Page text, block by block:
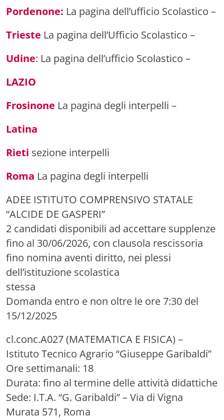
Pordenone: La pagina dell’ufficio Scolastico –
Trieste La pagina dell’Ufficio Scolastico –
Udine: La pagina dell’ufficio Scolastico –
LAZIO
Frosinone La pagina degli interpelli –
Latina
Rieti sezione interpelli
Roma La pagina degli interpelli
ADEE ISTITUTO COMPRENSIVO STATALE
“ALCIDE DE GASPERI”
2 candidati disponibili ad accettare supplenze
fino al 30/06/2026, con clausola rescissoria
fino nomina aventi diritto, nei plessi
dell’istituzione scolastica
stessa
Domanda entro e non oltre le ore 7:30 del
15/12/2025
cl.conc.A027 (MATEMATICA E FISICA) –
Istituto Tecnico Agrario “Giuseppe Garibaldi”
Ore settimanali: 18
Durata: fino al termine delle attività didattiche
Sede: I.T.A. “G. Garibaldi” – Via di Vigna
Murata 571, Roma